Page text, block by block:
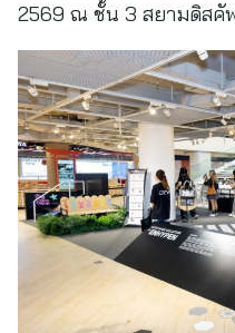
2569 ณ ชั้น 3 สยามดิสคั